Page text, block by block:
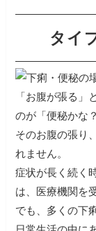
タイ
「お腹が張る」
のが「便秘かな
そのお腹の張り
れません。
症状が長く続く
は、医療機関を
でも、多くの下